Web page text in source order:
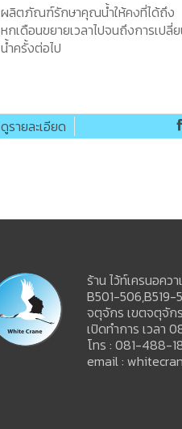
ผลิตภัณฑ์รักษาคุณน้ำให้คงที่ได้ถึง
หกเดือนขยายเวลาไปจนถึงการเปลี่
น้ำครั้งต่อไป
ดูรายละเอียด
ร้าน ไว้ท์เครนอคว
B501-
จตุจักร เขตจตุจัก
เปิดทำการ เวลา
โทร : 081-488-
email :